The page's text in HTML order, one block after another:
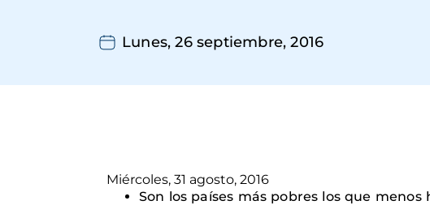
Lunes, 26 septiembre, 2016
Miércoles, 31 agosto, 2016
Son los países más pobres los que